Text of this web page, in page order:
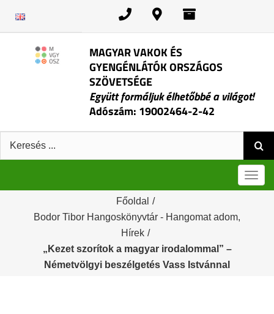
MAGYAR VAKOK ÉS
GYENGÉNLÁTÓK ORSZÁGOS
SZÖVETSÉGE
Együtt formáljuk élhetőbbé a világot!
Adószám: 19002464-2-42
Keresés:
Főoldal /
Bodor Tibor Hangoskönyvtár - Hangomat adom,
Hírek /
„Kezet szorítok a magyar irodalommal” –
Németvölgyi beszélgetés Vass Istvánnal